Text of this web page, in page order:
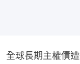
全球長期主權債